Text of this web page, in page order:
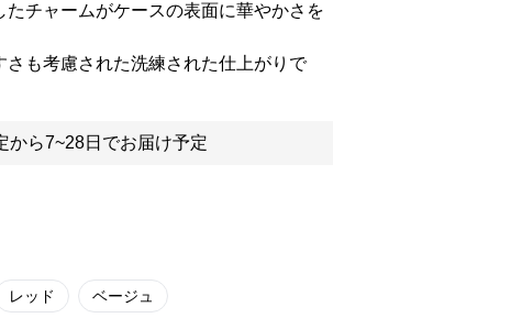
チャームがケースの表面に華やかさを
さも考慮された洗練された仕上がりで
から7~28日でお届け予定
レッド ベージュ